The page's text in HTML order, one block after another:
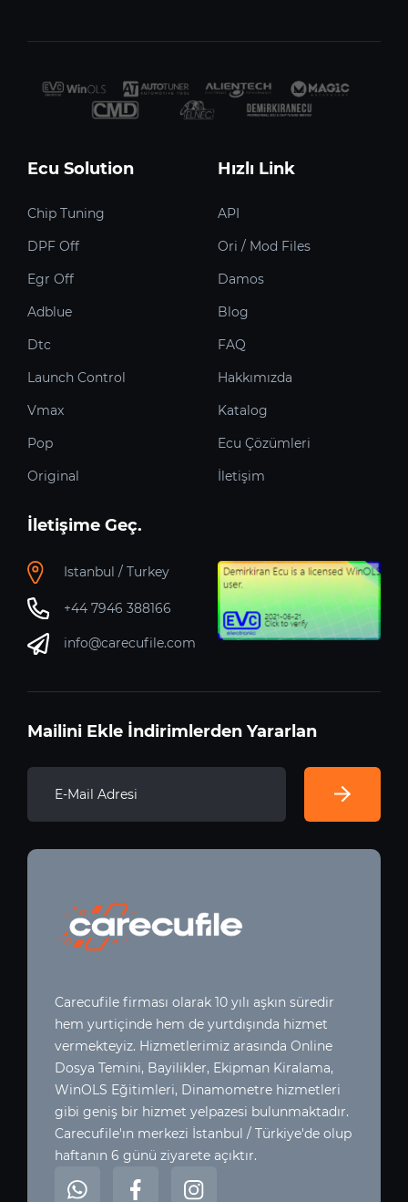
Ecu Solution
Chip Tuning
DPF Off
Egr Off
Adblue
Dtc
Launch Control
Vmax
Pop
Original
Hızlı Link
API
Ori / Mod Files
Damos
Blog
FAQ
Hakkımızda
Katalog
Ecu Çözümleri
İletişim
İletişime Geç.
Istanbul / Turkey
+44 7946 388166
info@carecufile.com
Mailini Ekle İndirimlerden Yararlan
Carecufile firması olarak 10 yılı aşkın süredir
hem yurtiçinde hem de yurtdışında hizmet
vermekteyiz. Hizmetlerimiz arasında Online
Dosya Temini, Bayilikler, Ekipman Kiralama,
WinOLS Eğitimleri, Dinamometre hizmetleri
gibi geniş bir hizmet yelpazesi bulunmaktadır.
Carecufile'ın merkezi İstanbul / Türkiye'de olup
haftanın 6 günü ziyarete açıktır.